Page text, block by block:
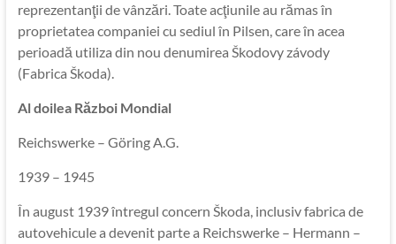
reprezentanţii de vânzări. Toate acţiunile au rămas în
proprietatea companiei cu sediul în Pilsen, care în acea
perioadă utiliza din nou denumirea Škodovy závody
(Fabrica Škoda).
Al doilea Război Mondial
Reichswerke – Göring A.G.
1939 – 1945
În august 1939 întregul concern Škoda, inclusiv fabrica de
autovehicule a devenit parte a Reichswerke – Hermann –